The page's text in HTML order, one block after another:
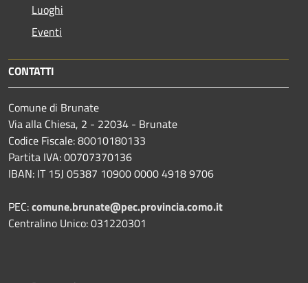
Luoghi
Eventi
CONTATTI
Comune di Brunate
Via alla Chiesa, 2 - 22034 - Brunate
Codice Fiscale: 80010180133
Partita IVA: 00707370136
IBAN: IT 15J 05387 10900 0000 4918 9706
PEC:comune.brunate@pec.provincia.como.it
Centralino Unico: 031220301